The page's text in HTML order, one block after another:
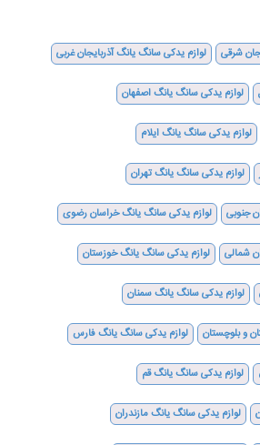
شرقی لوازم یدکی سانگ یانگ آذربایجان غربی
لوازم یدکی سانگ یانگ اصفهان
لوازم یدکی سانگ یانگ ایلام
لوازم یدکی سانگ یانگ تهران
جنوبی لوازم یدکی سانگ یانگ خراسان رضوی
شمالی لوازم یدکی سانگ یانگ خوزستان
لوازم یدکی سانگ یانگ سمنان
و بلوچستان لوازم یدکی سانگ یانگ فارس
لوازم یدکی سانگ یانگ قم
لوازم یدکی سانگ یانگ مازندران